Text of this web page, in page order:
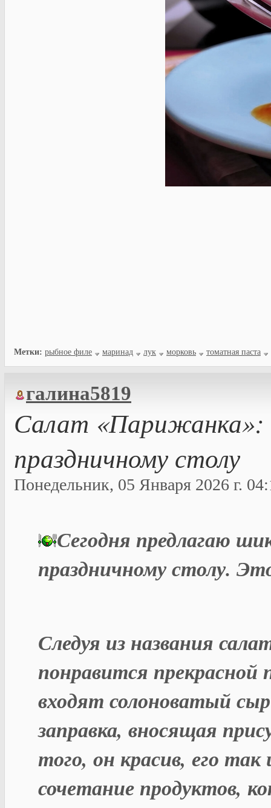
Метки: рыбное филе маринад лук морковь томатная паста
галина5819
Салат «Парижанка»:
праздничному столу
Понедельник, 05 Января 2026 г.
Сегодня предлагаю
праздничному столу.
Следуя из названия
понравится прекрасной
входят солоноватый
заправка, вносящая
того, он красив, его
сочетание продуктов,